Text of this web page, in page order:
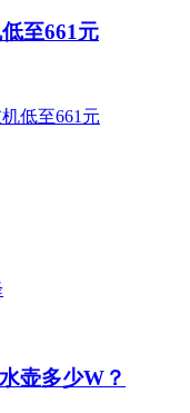
至661元
壶多少W？